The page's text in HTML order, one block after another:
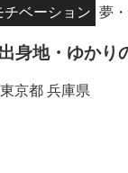
チベーション 夢
身地・ゆかり
東京都 兵庫県